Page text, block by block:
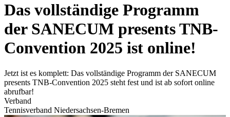
Das vollständige Programm
der SANECUM presents TNB-
Convention 2025 ist online!
Jetzt ist es komplett: Das vollständige Programm der SANECUM
presents TNB-Convention 2025 steht fest und ist ab sofort online
abrufbar!
Verband
Tennisverband Niedersachsen-Bremen